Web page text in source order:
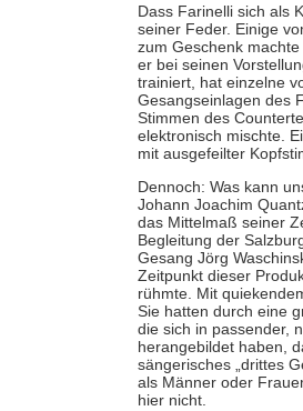
Dass Farinelli sich als
seiner Feder. Einige
zum Geschenk
er bei seinen
trainiert, hat einzelne
Gesangseinlagen des
Stimmen des
elektronisch mischte.
mit ausgefeilter
Dennoch: Was kann
Johann Joachim
das Mittelmaß seiner
Begleitung der
Gesang Jörg
Zeitpunkt dieser
rühmte. Mit
Sie hatten durch eine
die sich in passender,
herangebildet haben,
sängerisches „drittes
als Männer oder
hier nicht.